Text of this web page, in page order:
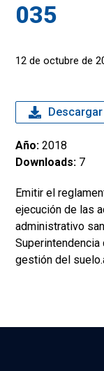
035
12 de octubre de
Emitir el
ejecución de las
administrativo
Superintendencia
gestión del
Descargar
Año: 2018
Downloads: 7